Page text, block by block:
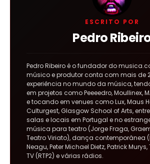
ESCRITO POR
Pedro
Pedro Ribeiro é o fundador do
músico e produtor conta com mais de
experiência no mundo da música,
em projetos como Peeeedro, Moullinex,
e tocando em venues como Lux, Maus
Culturgest, Glasgow School of Arts,
salas e locais em Portugal e no
música para teatro (Jorge Fraga,
Teatro Viriato), dança contemporânea
Neagu, Peter Michael Dietz, Patrick
TV (RTP2) e várias rádios.